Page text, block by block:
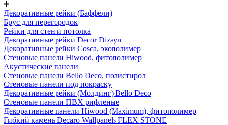
Декоративные рейки (Баффели)
Брус для перегородок
Рейки для стен и потолка
Декоративные рейки Decor Dizayn
Декоративные рейки Cosca, экополимер
Стеновые панели Hiwood, фитополимер
Акустические панели
Стеновые панели Bello Deco, полистирол
Стеновые панели под покраску
Декоративные рейки (Молдинг) Bello Deco
Стеновые панели ПВХ рифленые
Декоративные панели Hiwood (Maximum), фитополимер
Гибкий камень Decaro Wallpanels FLEX STONE